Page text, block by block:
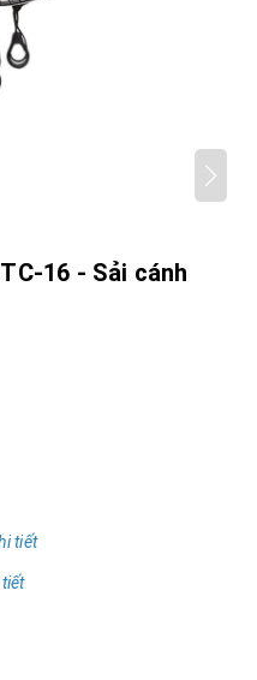
16 - Sải cánh
tiết